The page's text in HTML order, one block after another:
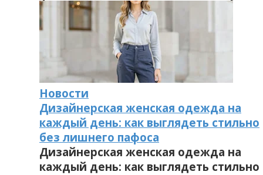
Новости
Дизайнерская женская одежда на
каждый день: как выглядеть стильно
без лишнего пафоса
Дизайнерская женская одежда на
каждый день: как выглядеть стильно